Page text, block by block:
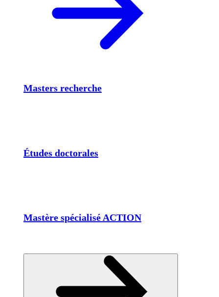
Masters recherche
Études doctorales
Mastère spécialisé ACTION